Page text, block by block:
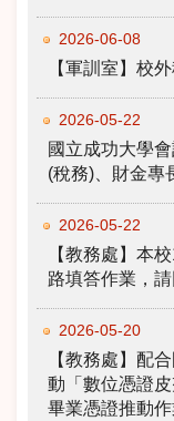
2026-06-08
【軍訓室】校
2026-05-22
國立成功大學
(稅務)、財金專
2026-05-22
【教務處】本
路填答作業，
2026-05-20
【教務處】配
動「數位憑證
畢業憑證推動作